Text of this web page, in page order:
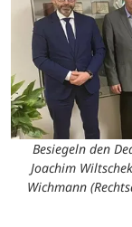
Besiegeln den
Joachim
Wichmann